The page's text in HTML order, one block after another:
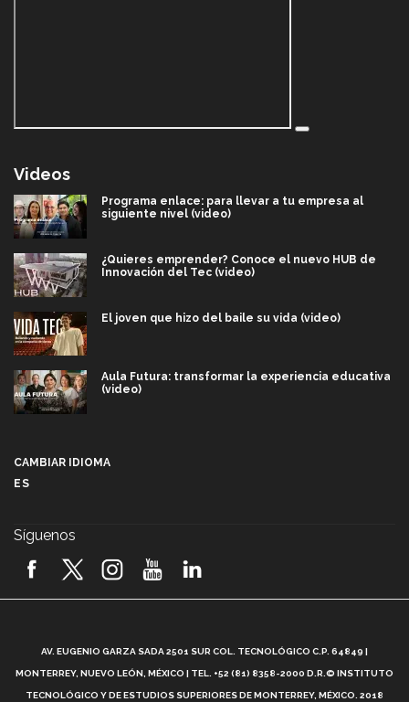
Videos
Programa enlace: para llevar a tu empresa al
siguiente nivel (video)
¿Quieres emprender? Conoce el nuevo HUB de
Innovación del Tec (video)
El joven que hizo del baile su vida (video)
Aula Futura: transformar la experiencia educativa
(video)
2026! (video)
¿Cómo es el Modelo Educativo Tec? (video)
CAMBIAR IDIOMA
ES
Síguenos
AV. EUGENIO GARZA SADA 2501 SUR COL. TECNOLÓGICO C.P. 64849 |
MONTERREY, NUEVO LEÓN, MÉXICO | TEL. +52 (81) 8358-2000 D.R.© INSTITUTO
TECNOLÓGICO Y DE ESTUDIOS SUPERIORES DE MONTERREY, MÉXICO. 2018